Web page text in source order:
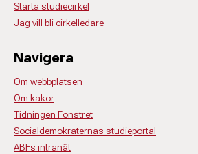
Starta studiecirkel
Jag vill bli cirkelledare
Navigera
Om webbplatsen
Om kakor
Tidningen Fönstret
Socialdemokraternas studieportal
ABFs intranät